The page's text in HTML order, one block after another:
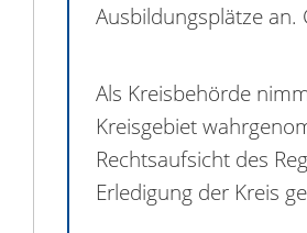
Ausbildungsplätze
Als Kreisbehörde
Kreisgebiet
Rechtsaufsicht des
Erledigung der Kreis